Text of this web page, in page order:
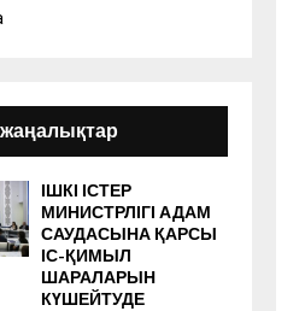
ІШКІ ІСТЕР
МИНИСТРЛІГІ АДАМ
САУДАСЫНА ҚАРСЫ
ІС-ҚИМЫЛ
ШАРАЛАРЫН
КҮШЕЙТУДЕ